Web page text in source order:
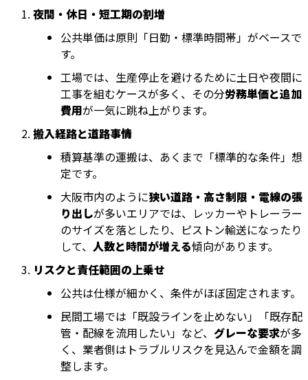
夜間・休日・短工期の割増
公共単価は原則「日勤・標準時間帯」がベースで
す。
工場では、生産停止を避けるために土日や夜間に
工事を組むケースが多く、その分労務単価と追加
費用が一気に跳ね上がります。
搬入経路と道路事情
積算基準の運搬は、あくまで「標準的な条件」想
定です。
大阪市内のように狭い道路・高さ制限・電線の張
り出しが多いエリアでは、レッカーやトレーラー
のサイズを落としたり、ピストン輸送になったり
して、 人数と時間が増える傾向があります。
リスクと責任範囲の上乗せ
公共は仕様が細かく、条件がほぼ固定されます。
民間工場では「既設ラインを止めない」「既存配
管・配線を流用したい」など、 グレーな要求が多
く、業者側はトラブルリスクを見込んで金額を調
整します。